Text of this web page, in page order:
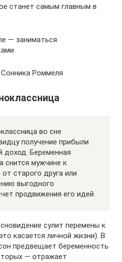
станет самым главным в
— заниматься
Роммеля
во сне
получение прибыли
доход. Беременная
снится мужчине к
старого друга или
выгодного
продвижения его идей.
сулит перемены к
касается личной жизни). В
предвещает беременность
— отражает